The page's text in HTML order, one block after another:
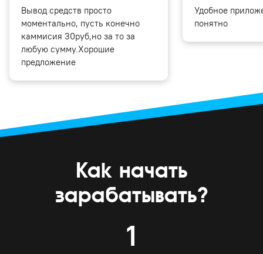
Вывод средств просто
моментально, пусть конечно
каммисия 30руб,но за то за
любую сумму.Хорошие
предложение
Удобное
понятно
Как начать
зарабатывать?
1